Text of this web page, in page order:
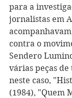
para a
jornalistas em
contra o
Sendero
várias peças
neste caso,
(1984), "Quem